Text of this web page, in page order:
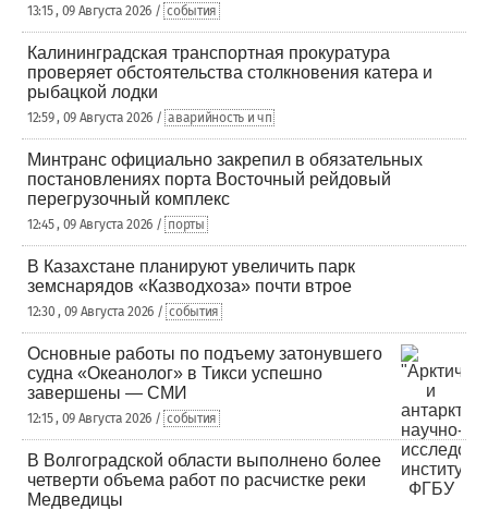
13:15 , 09 Августа 2026 / события
Калининградская транспортная прокуратура
проверяет обстоятельства столкновения катера и
рыбацкой лодки
12:59 , 09 Августа 2026 / аварийность и чп
Минтранс официально закрепил в обязательных
постановлениях порта Восточный рейдовый
перегрузочный комплекс
12:45 , 09 Августа 2026 / порты
В Казахстане планируют увеличить парк
земснарядов «Казводхоза» почти втрое
12:30 , 09 Августа 2026 / события
Основные работы по подъему затонувшего
судна «Океанолог» в Тикси успешно
завершены — СМИ
12:15 , 09 Августа 2026 / события
В Волгоградской области выполнено более
четверти объема работ по расчистке реки
Медведицы